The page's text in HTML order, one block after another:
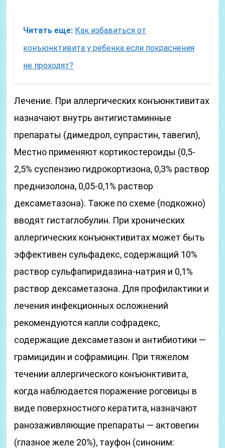
Читать еще: Как избавиться от
конъюнктивита у ребенка если покраснения
не проходят?
Лечение. При аллергических конъюнктивитах
назначают внутрь антигистаминные
препараты (димедрол, супрастин, тавегил),
Местно применяют кортикостероиды (0,5-
2,5% суспензию гидрокортизона, 0,3% раствор
преднизолона, 0,05-0,1% раствор
дексаметазона). Также по схеме (подкожно)
вводят гистаглобулин. При хронических
аллергических конъюнктивитах может быть
эффективен сульфадекс, содержащий 10%
раствор сульфапиридазина-натрия и 0,1%
раствор дексаметазона. Для профилактики и
лечения инфекционных осложнений
рекомендуются капли софрадекс,
содержащие дексаметазон и антибиотики —
грамицидин и софрамицин. При тяжелом
течении аллергического конъюнктивита,
когда наблюдается поражение роговицы в
виде поверхностного кератита, назначают
ранозаживляющие препараты — актовегин
(глазное желе 20%), тауфон (синоним: